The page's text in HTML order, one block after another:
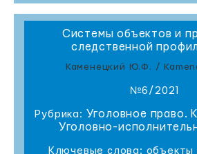
Системы объектов и
следственной
Каменецкий Ю.Ф. /
№6/2021
Рубрика: Уголовное право.
Уголовно-
Ключевые слова: объекты